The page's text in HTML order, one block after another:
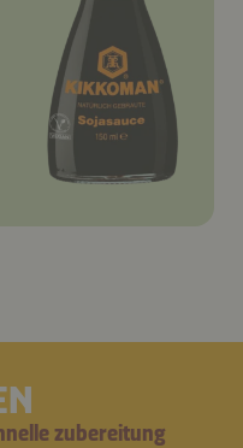
zubereitung